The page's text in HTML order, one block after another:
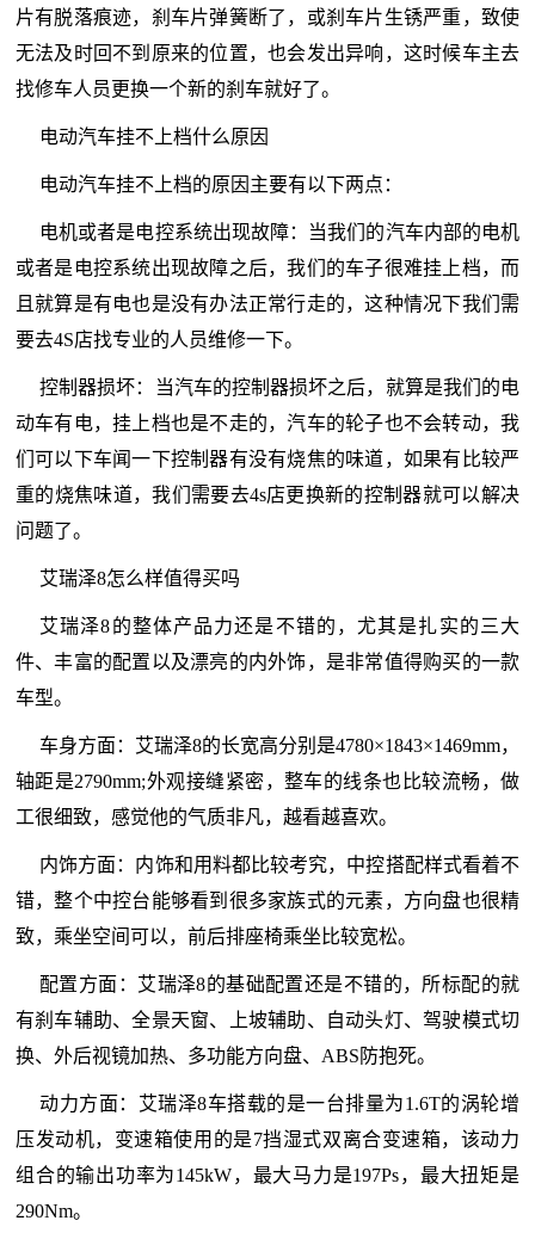
片有脱落痕迹，刹车片弹簧断了，或刹车片生锈严重，致使
无法及时回不到原来的位置，也会发出异响，这时候车主去
找修车人员更换一个新的刹车就好了。
电动汽车挂不上档什么原因
电动汽车挂不上档的原因主要有以下两点：
电机或者是电控系统出现故障：当我们的汽车内部的电机
或者是电控系统出现故障之后，我们的车子很难挂上档，而
且就算是有电也是没有办法正常行走的，这种情况下我们需
要去4S店找专业的人员维修一下。
控制器损坏：当汽车的控制器损坏之后，就算是我们的电
动车有电，挂上档也是不走的，汽车的轮子也不会转动，我
们可以下车闻一下控制器有没有烧焦的味道，如果有比较严
重的烧焦味道，我们需要去4s店更换新的控制器就可以解决
问题了。
艾瑞泽8怎么样值得买吗
艾瑞泽8的整体产品力还是不错的，尤其是扎实的三大
件、丰富的配置以及漂亮的内外饰，是非常值得购买的一款
车型。
车身方面：艾瑞泽8的长宽高分别是4780×1843×1469mm，
轴距是2790mm;外观接缝紧密，整车的线条也比较流畅，做
工很细致，感觉他的气质非凡，越看越喜欢。
内饰方面：内饰和用料都比较考究，中控搭配样式看着不
错，整个中控台能够看到很多家族式的元素，方向盘也很精
致，乘坐空间可以，前后排座椅乘坐比较宽松。
配置方面：艾瑞泽8的基础配置还是不错的，所标配的就
有刹车辅助、全景天窗、上坡辅助、自动头灯、驾驶模式切
换、外后视镜加热、多功能方向盘、ABS防抱死。
动力方面：艾瑞泽8车搭载的是一台排量为1.6T的涡轮增
压发动机，变速箱使用的是7挡湿式双离合变速箱，该动力
组合的输出功率为145kW，最大马力是197Ps，最大扭矩是
290Nm。